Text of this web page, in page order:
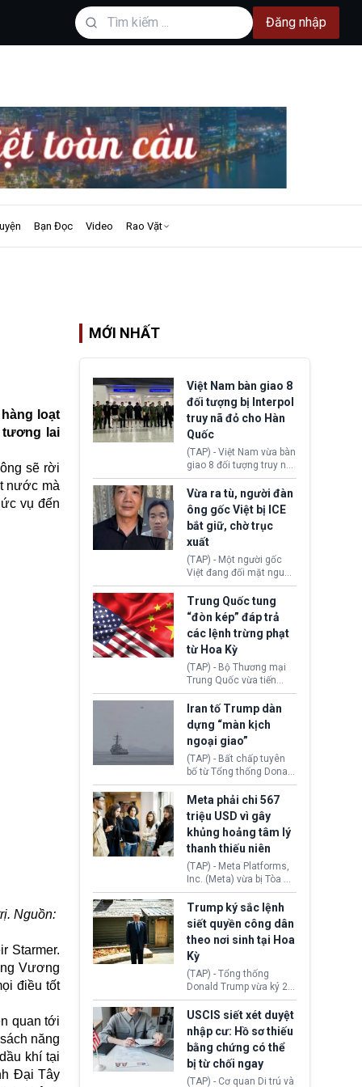
Đăng nhập
Bạn Đọc Video Rao Vặt
loạt
tương lai
sẽ rời
nước mà
vụ đến
Nguồn:
Starmer.
Vương
điều tốt
quan tới
năng
khí tại
Đại Tây
MỚI NHẤT
Việt Nam bàn giao 8
đối tượng bị Interpol
truy nã đỏ cho Hàn
Quốc
(TAP) - Việt Nam vừa bàn
giao 8 đối tượng truy nã
đỏ Interpol cho lực lượng
chức năng Hàn Quốc.
Nhóm này bị xác định
lừa đảo 619 nạn nhân,
chiếm đoạt hơn 17,7 tỷ
KRW.
Vừa ra tù, người đàn
ông gốc Việt bị ICE
bắt giữ, chờ trục
xuất
(TAP) - Một người gốc
Việt đang đối mặt nguy
cơ bị trục xuất khỏi Hoa
Kỳ sau khi đã chấp hành
xong bản án liên quan
đến tội ác từ hơn 30
năm trước tại California.
Trung Quốc tung
“đòn kép” đáp trả
các lệnh trừng phạt
từ Hoa Kỳ
(TAP) - Bộ Thương mại
Trung Quốc vừa tiến
hành áp đặt lệnh trừng
phạt lên hàng loạt thực
thể và siết chặt kiểm
soát xuất khẩu máy bay
không người lái (UAV)
sang Hoa Kỳ. Động thái
này nhằm đáp trả các
biện pháp hạn chế
thương mại, áp thuế mới
cùng lệnh cấm công
nghệ gần đây từ phía
Washington.
Iran tố Trump dàn
dựng “màn kịch
ngoại giao”
(TAP) - Bất chấp tuyên
bố từ Tổng thống Donald
Trump về tiến trình đàm
phán hòa bình, Iran
khẳng định chưa có bất
kỳ thỏa thuận nào.
Tehran cho rằng, Hoa Kỳ
chỉ đang dàn dựng “màn
kịch ngoại giao” để xoa
dịu căng thẳng.
Meta phải chi 567
triệu USD vì gây
khủng hoảng tâm lý
thanh thiếu niên
(TAP) - Meta Platforms,
Inc. (Meta) vừa bị Tòa án
bang New Mexico yêu
cầu đóng góp 567 triệu
USD vào một quỹ khắc
phục hậu quả. Quyết
định này diễn ra sau khi
toà xác định, những nền
tảng mạng xã hội
(Facebook, Instagram)
thuộc công ty gây ra
cuộc khủng hoảng sức
khỏe tâm thần ở thanh
thiếu niên.
Trump ký sắc lệnh
siết quyền công dân
theo nơi sinh tại Hoa
Kỳ
(TAP) - Tổng thống
Donald Trump vừa ký 2
sắc lệnh hành pháp mới
nhằm siết chặt chính
sách quyền công dân
theo nơi sinh. Động thái
diễn ra sau khi Tòa án
Tối cao Hoa Kỳ
(SCOTUS) hôm 30/7
USCIS siết xét duyệt
nhập cư: Hồ sơ thiếu
bằng chứng có thể
bị từ chối ngay
(TAP) - Cơ quan Di trú và